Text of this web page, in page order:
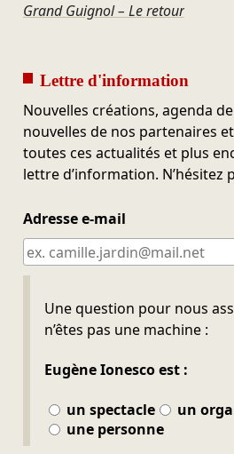
Grand Guignol – Le retour
Lettre d'information
Nouvelles créations, agenda
nouvelles de nos partenaires
toutes ces actualités et plus
lettre d’information. N’hésitez
Adresse e-mail
Une question pour nous
n’êtes pas une machine :
Eugène Ionesco est :
un spectacle
un
une personne
Ne pas remplir